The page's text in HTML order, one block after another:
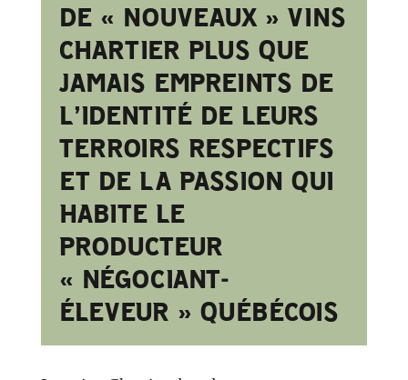
DE « NOUVEAUX » VINS
CHARTIER PLUS QUE
JAMAIS EMPREINTS DE
L’IDENTITÉ DE LEURS
TERROIRS RESPECTIFS
ET DE LA PASSION QUI
HABITE LE
PRODUCTEUR
« NÉGOCIANT-
ÉLEVEUR » QUÉBÉCOIS